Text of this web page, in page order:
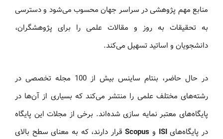
منابع مهم پژوهشی در سراسر جهان محسوب می‌شود و دسترسی
به تحقیقات به‌ روز و مقالات علمی را برای پژوهشگران،
دانشجویان و اساتید تسهیل می‌کند.
در حال حاضر، بنتام ساینس بیش از 100 مجله تخصصی در
رشته‌های مختلف علمی را منتشر می‌کند که بسیاری از آن‌ها در
پایگاه‌های معتبر نمایه‌ سازی شده‌اند. برخی از مجلات این پایگاه
در پایگاه‌هایISI و Scopusقرار دارند، که به معنای سطح بالای